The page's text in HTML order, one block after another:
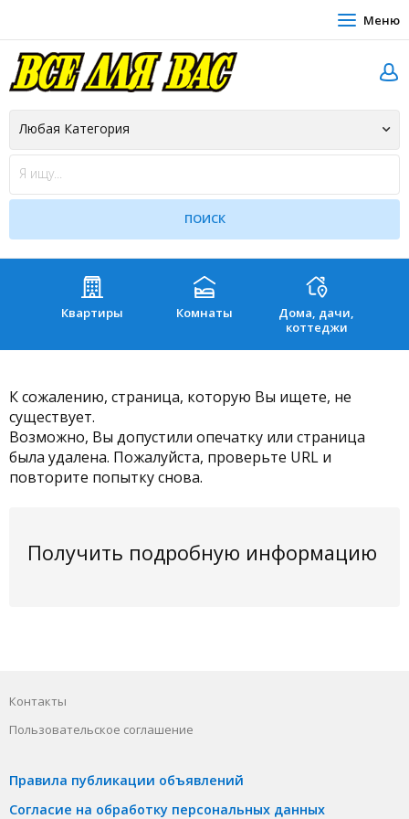
Меню
Квартиры Комнаты
Дома, дачи,
коттеджи
К сожалению, страница, которую Вы ищете, не
существует.
Возможно, Вы допустили опечатку или страница
была удалена. Пожалуйста, проверьте URL и
повторите попытку снова.
Получить подробную информацию
Контакты
Пользовательское соглашение
Правила публикации объявлений
Согласие на обработку персональных данных